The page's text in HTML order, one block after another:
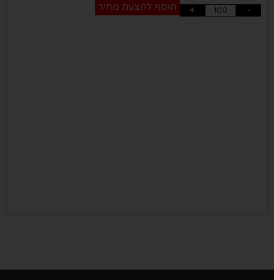
-
+ הוסף להצעת מחיר